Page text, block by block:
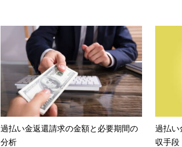
過払い金返還請求の金額と必要期間の
分析
過払い
収手段